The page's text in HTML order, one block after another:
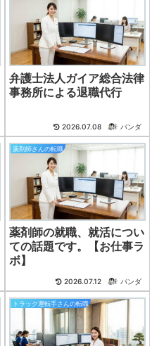
弁護士法人ガイア総合法律
事務所による退職代行
2026.07.08 パンダ
薬剤師さんの転職
薬剤師の就職、就活につい
ての話題です。【お仕事ラ
ボ】
2026.07.12 パンダ
トラック運転手さんの転職